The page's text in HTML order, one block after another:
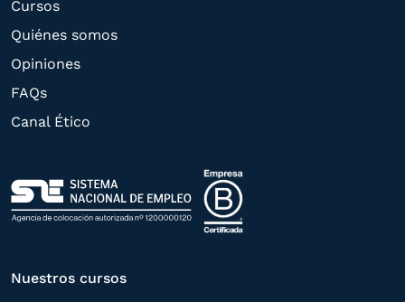
a su petición. Quedan reconocidos los
limitación, tal y como se explica en la
Política de Privacidad
Cursos
Quiénes somos
Opiniones
FAQs
Canal Ético
Nuestros cursos